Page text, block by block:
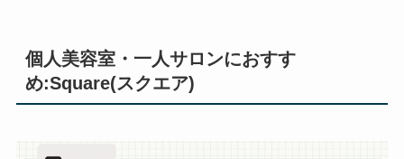
個人美容室・一人サロンにおすす
め:Square(スクエア)